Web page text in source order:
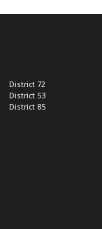
District 72
District 53
District 85